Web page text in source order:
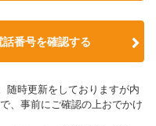
番号を確認する
随時更新をしておりますが内
、事前にご確認の上おでかけ